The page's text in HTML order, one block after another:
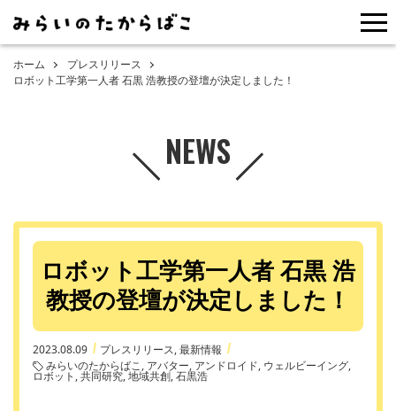
ホーム
プレスリリース
ロボット工学第一人者 石黒 浩教授の登壇が決定しました！
NEWS
ロボット工学第一人者 石黒 浩
教授の登壇が決定しました！
2023.08.09 プレスリリース 最新情報
みらいのたからばこ アバター アンドロイド ウェルビーイング
ロボット 共同研究 地域共創 石黒浩